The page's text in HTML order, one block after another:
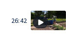
26:42